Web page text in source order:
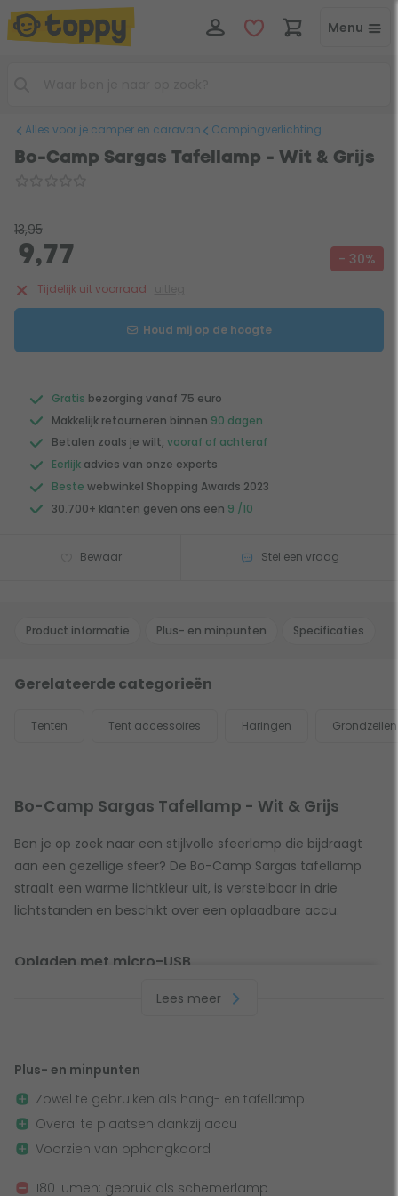
Menu
Alles voor je camper en caravan Campingverlichting
Bo-Camp Sargas Tafellamp - Wit & Grijs
13,95
9,77 - 30%
Tijdelijk uit voorraad
Houd mij op de hoogte
Gratis bezorging vanaf 75 euro
Makkelijk retourneren binnen 90 dagen
Betalen zoals je wilt, vooraf of achteraf
Eerlijk advies van onze experts
Beste webwinkel Shopping Awards 2023
30.700+ klanten geven ons een 9 /10
Bewaar Stel een vraag
Product informatie Plus- en minpunten Specificaties
Gerelateerde categorieën
Tenten Tent accessoires Haringen Grondzeilen
Bo-Camp Sargas Tafellamp - Wit & Grijs
Ben je op zoek naar een stijlvolle sfeerlamp die bijdraagt
aan een gezellige sfeer? De Bo-Camp Sargas tafellamp
straalt een warme lichtkleur uit, is verstelbaar in drie
lichtstanden en beschikt over een oplaadbare accu.
Opladen met micro-USB
De brandduur van deze lamp ligt op 60-18 uur. Bij gebruik
De lamp is voorzien van een accu. Je laadt deze accu
Hierdoor ben je niet afhankelijk van zonne-energie. Wel zo
handig als je in ons onvoorspelbare kikkerlandje op vakantie
gaat!
Lees meer
Plus- en minpunten
Zowel te gebruiken als hang- en tafellamp
Overal te plaatsen dankzij accu
Voorzien van ophangkoord
180 lumen: gebruik als schemerlamp